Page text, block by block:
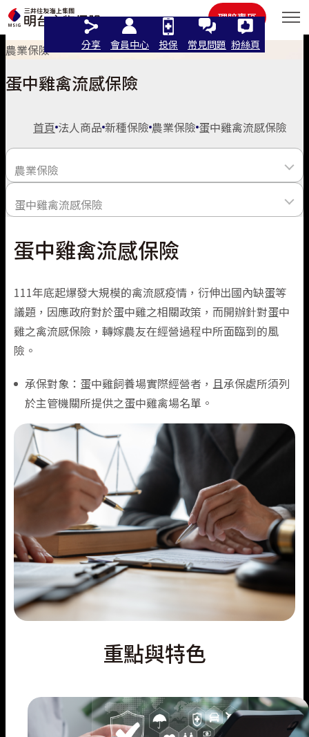
理賠專區
English
日本語
線上投保
立即投保/試算
汽車險
機車險
住宅火險
旅平險(國內租車)
這樣保最推薦
汽車險推薦
旅遊險推薦
租車險(國內)推薦
住宅火險推薦
日本旅遊推薦
電動汽車推薦
最新活動
揪友抽好禮
文章專區
班機延誤快速理賠
海外出遊急難救助
個人商品
機車保險
強制險
汽車保險
強制險
竊盜險
第三人責任險
附加條款
強制險重要權益通知
健康傷害保險總覽
個人傷害險
團體傷害險
健康保險
微型保險專區
旅遊險
旅遊保險總覽
國內旅行綜合保險
國外旅行綜合保險
登山險
住宅火險
住宅火災保險總覽
住宅火災及地震基本保險
屋主綜合保險
法人商品
人氣商品
火災保險
工程保險
工程保險
新種保險
責任保險
農業保險
貿易信用保險
運輸保險(水險)
貨物運輸保險
商業動產流動綜合保險
認識明台
關於明台
理念與願景
人權政策宣言
損害防阻
損害防阻簡介
防災資訊
會員中心
聯絡我們
農業保險
蛋中雞禽流感保險
首頁 法人商品 新種保險 農業保險 蛋中雞禽流感保險
農業保險
人氣商品
責任保險
農業保險
蛋中雞禽流感保險
家禽禽流感保險
風速參數柑橘保險
蛋中雞禽流感保險
蛋中雞禽流感保險
111年底起爆發大規模的禽流感疫情，衍伸出國內缺蛋等
議題，因應政府對於蛋中雞之相關政策，而開辦針對蛋中
雞之禽流感保險，轉嫁農友在經營過程中所面臨到的風
險。
承保對象：蛋中雞飼養場實際經營者，且承保處所須列
於主管機關所提供之蛋中雞禽場名單。
重點與特色
分享 會員中心 投保 常見問題 粉絲頁